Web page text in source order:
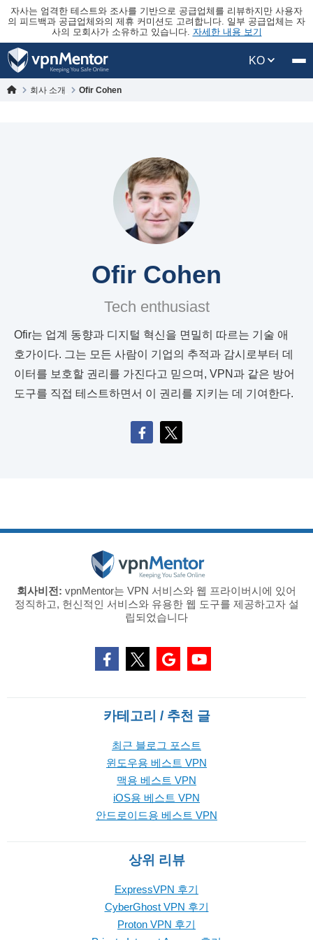
자사는 엄격한 테스트와 조사를 기반으로 공급업체를 리뷰하지만 사용자
의 피드백과 공급업체와의 제휴 커미션도 고려합니다. 일부 공급업체는 자
사의 모회사가 소유하고 있습니다. 자세한 내용 보기
KO
회사 소개 Ofir Cohen
Ofir Cohen
Tech enthusiast
Ofir는 업계 동향과 디지털 혁신을 면밀히 따르는 기술 애
호가이다. 그는 모든 사람이 기업의 추적과 감시로부터 데
이터를 보호할 권리를 가진다고 믿으며, VPN과 같은 방어
도구를 직접 테스트하면서 이 권리를 지키는 데 기여한다.
회사비전: vpnMentor는 VPN 서비스와 웹 프라이버시에 있어
정직하고, 헌신적인 서비스와 유용한 웹 도구를 제공하고자 설
립되었습니다
카테고리 / 추천 글
최근 블로그 포스트
윈도우용 베스트 VPN
맥용 베스트 VPN
iOS용 베스트 VPN
안드로이드용 베스트 VPN
상위 리뷰
ExpressVPN 후기
CyberGhost VPN 후기
Proton VPN 후기